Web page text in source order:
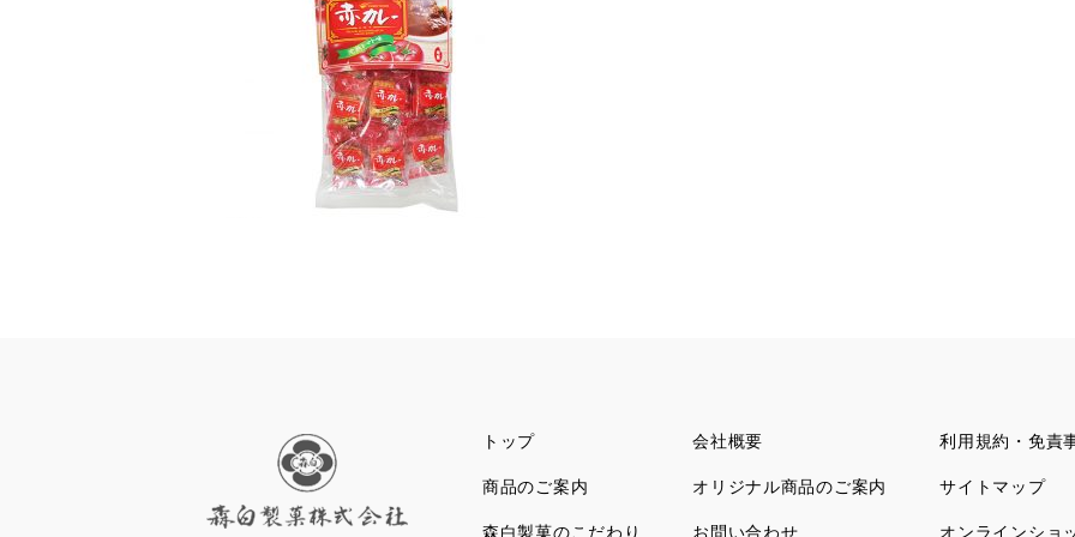
トップ
商品のご案内
森白製菓のこだわり
会社概要
オリジナル商品のご案内
お問い合わせ
利用規約・免責
サイトマップ
オンラインショ